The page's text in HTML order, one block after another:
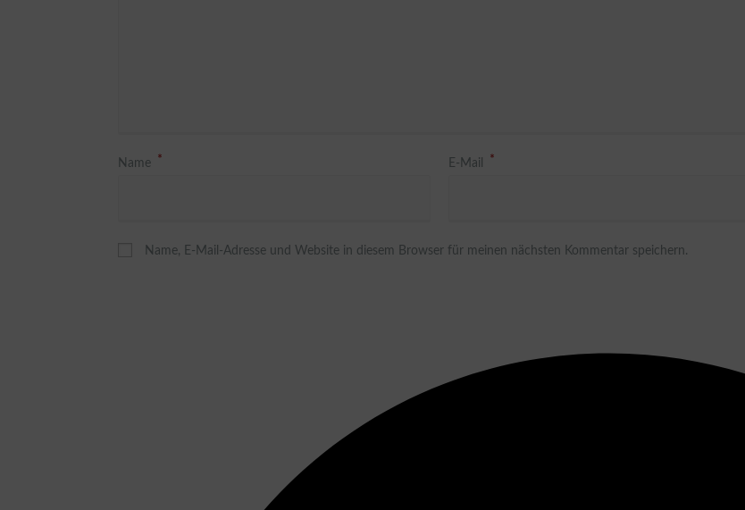
Name * E-Mail *
Name, E-Mail-Adresse und Website in diesem Browser für meinen nächsten Kommentar speichern.